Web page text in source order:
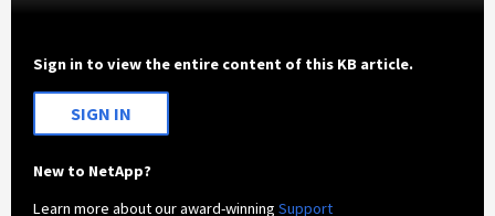
Sign in to view the entire content of this KB article.
SIGN IN
New to NetApp?
Learn more about our award-winningSupport